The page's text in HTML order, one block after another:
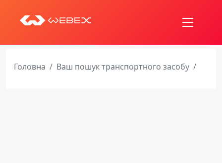
Головна Ваш пошук транспортного засобу